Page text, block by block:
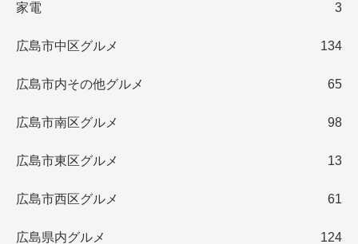
家電 3
広島市中区グルメ 134
広島市内その他グルメ 65
広島市南区グルメ 98
広島市東区グルメ 13
広島市西区グルメ 61
広島県内グルメ 124